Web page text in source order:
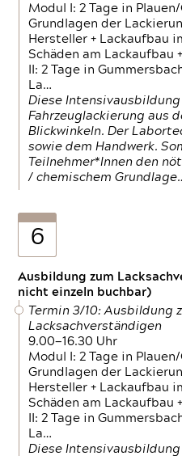
Modul I: 2 Tage in
Grundlagen der
Hersteller + Lackaufbau
Schäden am Lackaufbau
II: 2 Tage in
La…
Diese
Fahrzeuglackierung aus
Blickwinkeln. Der
sowie dem Handwerk.
Teilnehmer*Innen den
/ chemischem
6
Ausbildung zum
nicht einzeln buchbar)
Termin 3/10: Ausbildung
Lacksachverständigen
9.00—16.30 Uhr
Modul I: 2 Tage in
Grundlagen der
Hersteller + Lackaufbau
Schäden am Lackaufbau
II: 2 Tage in
La…
Diese